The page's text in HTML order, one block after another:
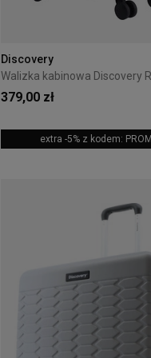
Discovery
379,00 zł
extra -5% z kodem: